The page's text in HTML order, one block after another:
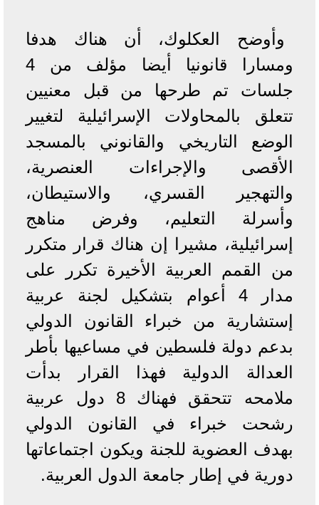
وأوضح العكلوك، أن هناك هدفا
ومسارا قانونيا أيضا مؤلف من 4
جلسات تم طرحها من قبل معنيين
تتعلق بالمحاولات الإسرائيلية لتغيير
الوضع التاريخي والقانوني بالمسجد
الأقصى والإجراءات العنصرية،
والتهجير القسري، والاستيطان،
وأسرلة التعليم، وفرض مناهج
إسرائيلية، مشيرا إن هناك قرار متكرر
من القمم العربية الأخيرة تكرر على
مدار 4 أعوام بتشكيل لجنة عربية
إستشارية من خبراء القانون الدولي
بدعم دولة فلسطين في مساعيها بأطر
العدالة الدولية فهذا القرار بدأت
ملامحه تتحقق فهناك 8 دول عربية
رشحت خبراء في القانون الدولي
بهدف العضوية للجنة ويكون اجتماعاتها
دورية في إطار جامعة الدول العربية.